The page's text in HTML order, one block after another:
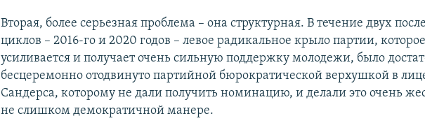
Вторая, более серьезная проблема – она структурная. В течение двух
циклов – 2016-го и 2020 годов – левое радикальное крыло партии,
усиливается и получает очень сильную поддержку молодежи, было
бесцеремонно отодвинуто партийной бюрократической верхушкой в
Сандерса, которому не дали получить номинацию, и делали это очень
не слишком демократичной манере.